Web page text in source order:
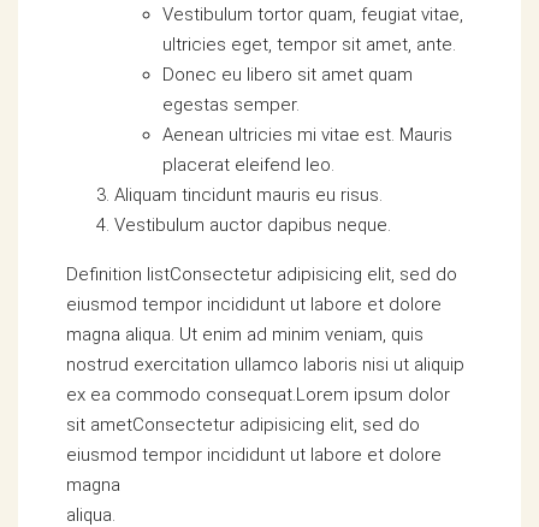
Vestibulum tortor quam, feugiat vitae,
ultricies eget, tempor sit amet, ante.
Donec eu libero sit amet quam
egestas semper.
Aenean ultricies mi vitae est. Mauris
placerat eleifend leo.
Aliquam tincidunt mauris eu risus.
Vestibulum auctor dapibus neque.
Definition listConsectetur adipisicing elit, sed do
eiusmod tempor incididunt ut labore et dolore
magna aliqua. Ut enim ad minim veniam, quis
nostrud exercitation ullamco laboris nisi ut aliquip
ex ea commodo consequat.Lorem ipsum dolor
sit ametConsectetur adipisicing elit, sed do
eiusmod tempor incididunt ut labore et dolore
magna
aliqua.